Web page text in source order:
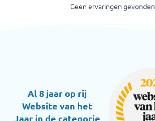
Geen ervaringen gevonden
Al 8 jaar op rij
Website van het
Jaar in de categorie